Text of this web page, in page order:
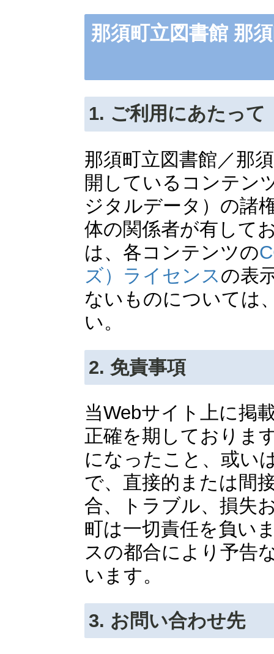
那須町立図書館 那
1. ご利用にあたって
那須町立図書館／那
開しているコンテン
ジタルデータ）の諸
体の関係者が有して
は、各コンテンツの
ズ）ライセンスの表
ないものについては
い。
2. 免責事項
当Webサイト上に掲
正確を期しておりま
になったこと、或い
で、直接的または間
合、トラブル、損失
町は一切責任を負い
スの都合により予告
います。
3. お問い合わせ先